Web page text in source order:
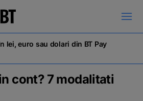
lei, euro sau dolari din BT Pay
cont? 7 modalitati